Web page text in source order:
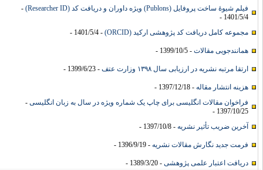
فیلم شیوۀ ساخت پروفایل (Publons) ویژه داوران و دریافت کد (Researcher ID)
-
1401/5/4 -
مجموعه کامل دریافت کد پژوهشی ارکید (ORCID)
- 1401/5/4 -
همانندجویی مقالات- 1399/10/5 -
ارتقا مرتبه نشریه در ارزیابی سال ۱۳۹۸ وزارت عتف - 1399/6/23 -
هزینه انتشار مقاله- 1397/12/18 -
فراخوان مقالات انگلیسی برای چاپ یک شماره ویژه در سال به زبان انگلیسی-
1397/10/25 -
آخرین ضریب تأثیر نشریه- 1397/10/8 -
فرمت جدید نگارش مقالات نشریه- 1396/9/19 -
دریافت اعتبار علمی پژوهشی- 1389/3/20 -